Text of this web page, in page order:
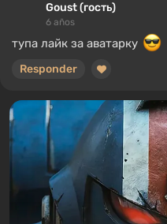
Goust (гость)
6 años
тупа лайк за аватарку
Responder